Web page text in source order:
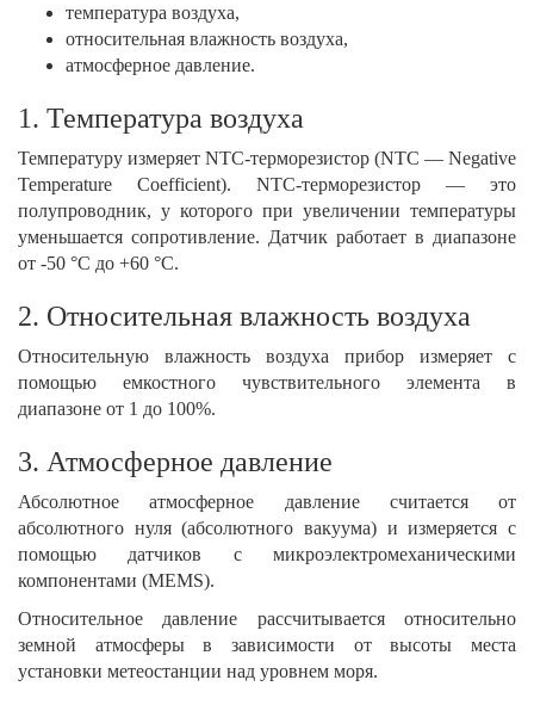
температура воздуха,
относительная влажность воздуха,
атмосферное давление.
1. Температура воздуха
Температуру измеряет NTC-терморезистор (NTC — Negative
Temperature Coefficient). NTC-терморезистор — это
полупроводник, у которого при увеличении температуры
уменьшается сопротивление. Датчик работает в диапазоне
от -50 °С до +60 °С.
2. Относительная влажность воздуха
Относительную влажность воздуха прибор измеряет с
помощью емкостного чувствительного элемента в
диапазоне от 1 до 100%.
3. Атмосферное давление
Абсолютное атмосферное давление считается от
абсолютного нуля (абсолютного вакуума) и измеряется с
помощью датчиков с микроэлектромеханическими
компонентами (MEMS).
Относительное давление рассчитывается относительно
земной атмосферы в зависимости от высоты места
установки метеостанции над уровнем моря.